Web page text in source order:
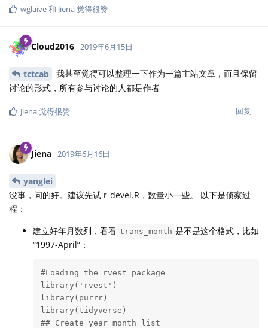
wglaive和 Jiena觉得很赞
Cloud2016 2019年6月15日
tctcab
我甚至觉得可以整理一下作为一篇主站文章，而且保留
讨论的形式，所有参与讨论的人都是作者
回复
Jiena觉得很赞
Jiena 2019年6月16日
yanglei
没事，问的好。建议先试 r-devel.R，数量小一些。 以下是侦察过
程：
建立好年月数列，看看 trans_month 是不是这个格式，比如
“1997-April”：
#Loading the rvest package
library('rvest')
library(purrr)
library(tidyverse)
## Create year month list